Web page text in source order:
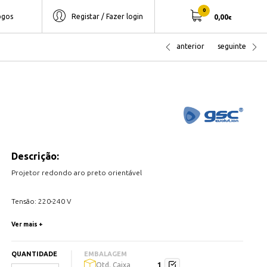
Registar / Fazer login
0
0,00€
anterior seguinte
Descrição:
Projetor redondo aro preto orientável
Tensão: 220-240 V
Temperatuda de Cor: CCT (3000K-4000K-6500K) ajustável em
Ver mais +
QUANTIDADE EMBALAGEM
Qtd. Caixa 1